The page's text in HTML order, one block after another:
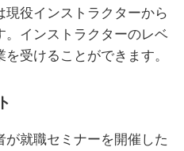
役インストラクターから
。インストラクターのレベ
受けることができます。
就職セミナーを開催した